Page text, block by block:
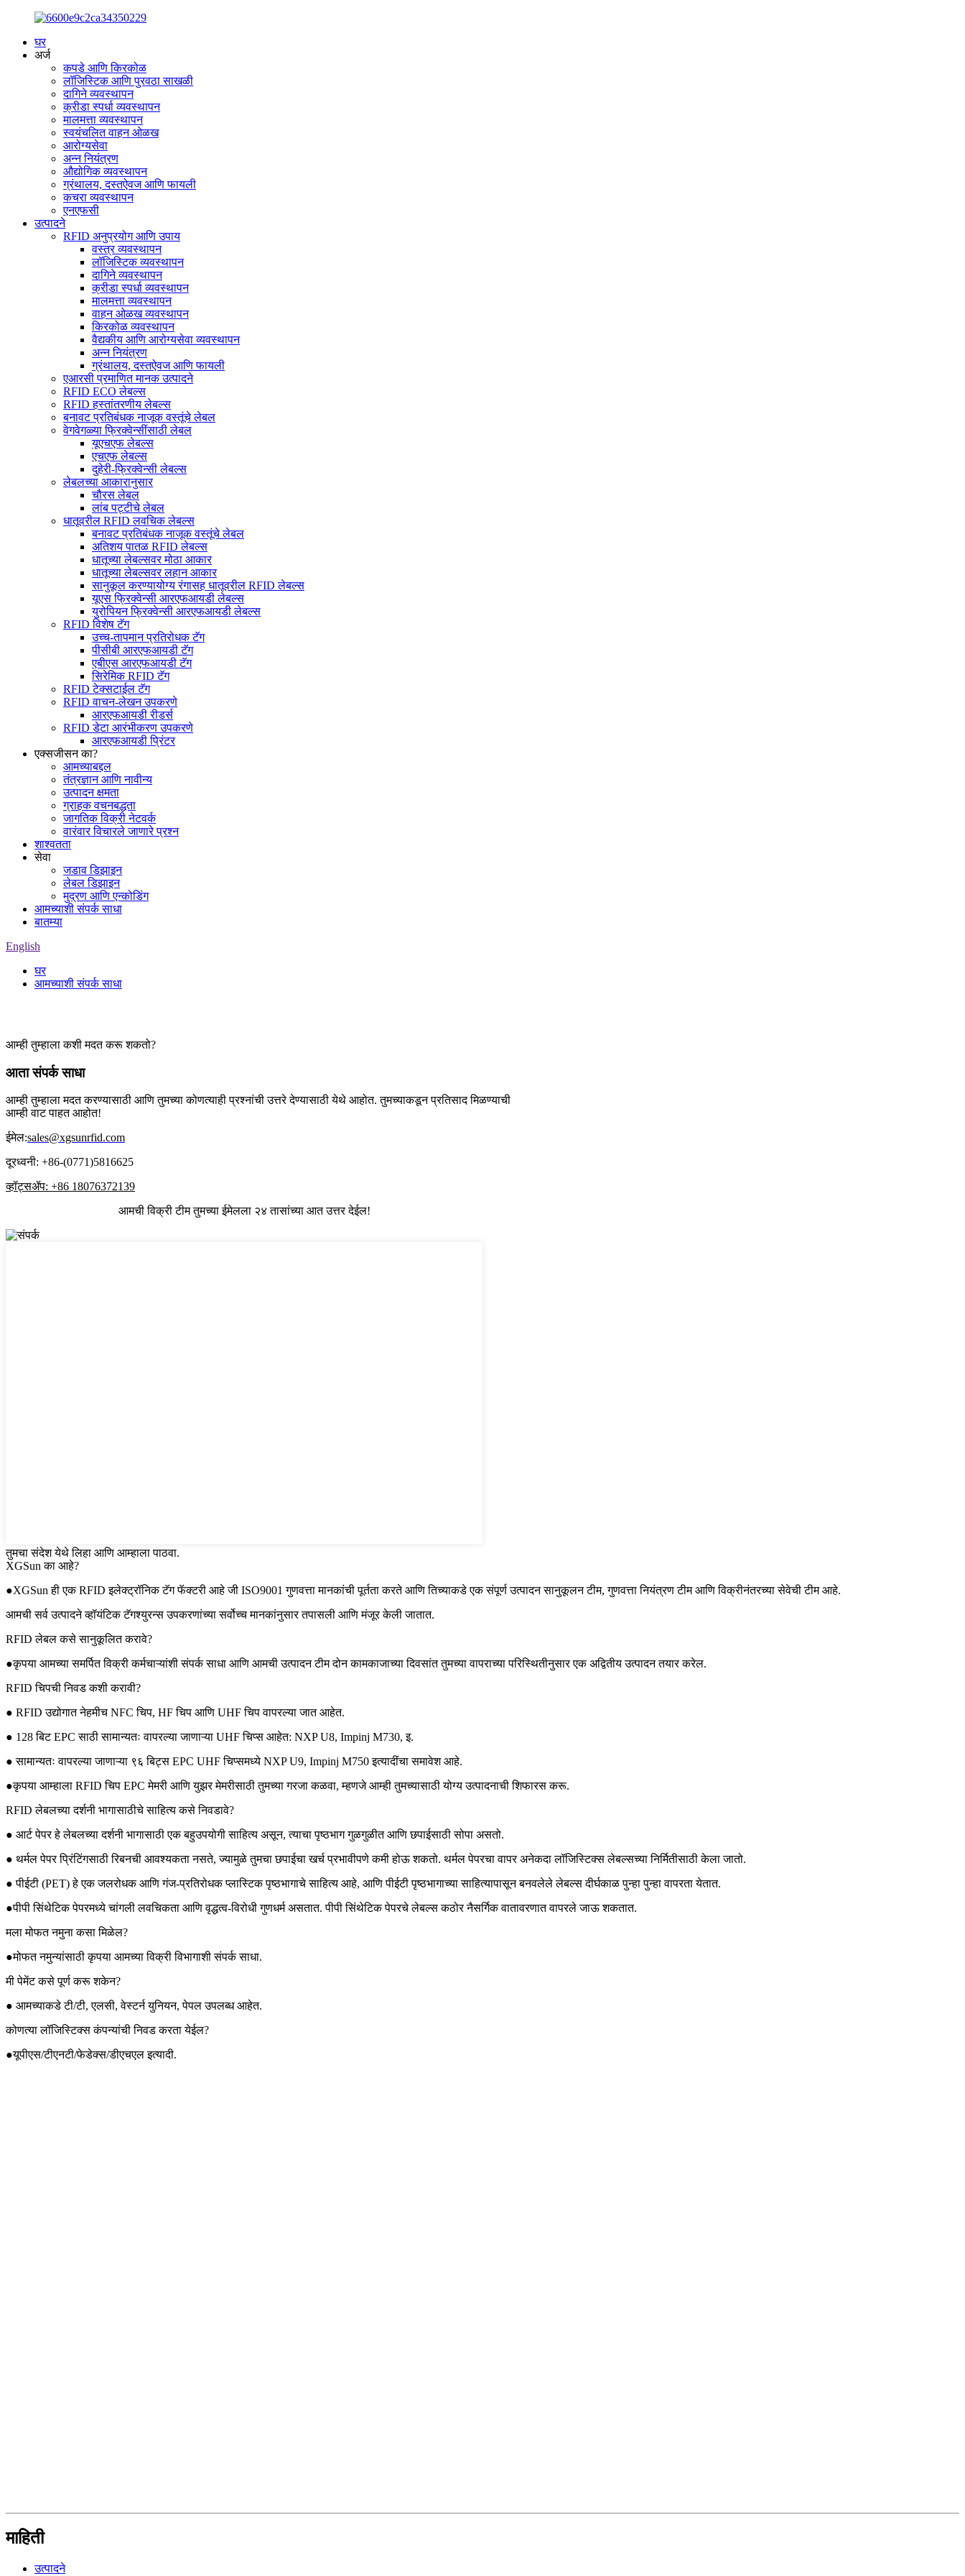
घर
अर्ज
कपडे आणि किरकोळ
लॉजिस्टिक आणि पुरवठा साखळी
दागिने व्यवस्थापन
क्रीडा स्पर्धा व्यवस्थापन
मालमत्ता व्यवस्थापन
स्वयंचलित वाहन ओळख
आरोग्यसेवा
अन्न नियंत्रण
औद्योगिक व्यवस्थापन
ग्रंथालय, दस्तऐवज आणि फायली
कचरा व्यवस्थापन
एनएफसी
उत्पादने
RFID अनुप्रयोग आणि उपाय
वस्त्र व्यवस्थापन
लॉजिस्टिक व्यवस्थापन
दागिने व्यवस्थापन
क्रीडा स्पर्धा व्यवस्थापन
मालमत्ता व्यवस्थापन
वाहन ओळख व्यवस्थापन
किरकोळ व्यवस्थापन
वैद्यकीय आणि आरोग्यसेवा व्यवस्थापन
अन्न नियंत्रण
ग्रंथालय, दस्तऐवज आणि फायली
एआरसी प्रमाणित मानक उत्पादने
RFID ECO लेबल्स
RFID हस्तांतरणीय लेबल्स
बनावट प्रतिबंधक नाजूक वस्तूंचे लेबल
वेगवेगळ्या फ्रिक्वेन्सींसाठी लेबल
यूएचएफ लेबल्स
एचएफ लेबल्स
दुहेरी-फ्रिक्वेन्सी लेबल्स
लेबलच्या आकारानुसार
चौरस लेबल
लांब पट्टीचे लेबल
धातूवरील RFID लवचिक लेबल्स
बनावट प्रतिबंधक नाजूक वस्तूंचे लेबल
अतिशय पातळ RFID लेबल्स
धातूच्या लेबल्सवर मोठा आकार
धातूच्या लेबल्सवर लहान आकार
सानुकूल करण्यायोग्य रंगासह धातूवरील RFID लेबल्स
यूएस फ्रिक्वेन्सी आरएफआयडी लेबल्स
युरोपियन फ्रिक्वेन्सी आरएफआयडी लेबल्स
RFID विशेष टॅग
उच्च-तापमान प्रतिरोधक टॅग
पीसीबी आरएफआयडी टॅग
एबीएस आरएफआयडी टॅग
सिरेमिक RFID टॅग
RFID टेक्सटाईल टॅग
RFID वाचन-लेखन उपकरणे
आरएफआयडी रीडर्स
RFID डेटा आरंभीकरण उपकरणे
आरएफआयडी प्रिंटर
एक्सजीसन का?
आमच्याबद्दल
तंत्रज्ञान आणि नावीन्य
उत्पादन क्षमता
ग्राहक वचनबद्धता
जागतिक विक्री नेटवर्क
वारंवार विचारले जाणारे प्रश्न
शाश्वतता
सेवा
जडाव डिझाइन
लेबल डिझाइन
मुद्रण आणि एन्कोडिंग
आमच्याशी संपर्क साधा
बातम्या
English
घर
आमच्याशी संपर्क साधा
आम्ही तुम्हाला कशी मदत करू शकतो?
आता संपर्क साधा
आम्ही तुम्हाला मदत करण्यासाठी आणि तुमच्या कोणत्याही प्रश्नांची उत्तरे देण्यासाठी येथे आहोत. तुमच्याकडून प्रतिसाद मिळण्याची
आम्ही वाट पाहत आहोत!
ईमेल:sales@xgsunrfid.com
दूरध्वनी: +86-(0771)5816625
व्हॉट्सॲप: +86 18076372139
आमची विक्री टीम तुमच्या ईमेलला २४ तासांच्या आत उत्तर देईल!
तुमचा संदेश येथे लिहा आणि आम्हाला पाठवा.
XGSun का आहे?
●XGSun ही एक RFID इलेक्ट्रॉनिक टॅग फॅक्टरी आहे जी ISO9001 गुणवत्ता मानकांची पूर्तता करते आणि तिच्याकडे एक संपूर्ण उत्पादन सानुकूलन टीम, गुणवत्ता नियंत्रण टीम आणि विक्रीनंतरच्या सेवेची टीम आहे.
आमची सर्व उत्पादने व्हॉयंटिक टॅगश्युरन्स उपकरणांच्या सर्वोच्च मानकांनुसार तपासली आणि मंजूर केली जातात.
RFID लेबल कसे सानुकूलित करावे?
●कृपया आमच्या समर्पित विक्री कर्मचाऱ्यांशी संपर्क साधा आणि आमची उत्पादन टीम दोन कामकाजाच्या दिवसांत तुमच्या वापराच्या परिस्थितीनुसार एक अद्वितीय उत्पादन तयार करेल.
RFID चिपची निवड कशी करावी?
● RFID उद्योगात नेहमीच NFC चिप, HF चिप आणि UHF चिप वापरल्या जात आहेत.
● 128 बिट EPC साठी सामान्यतः वापरल्या जाणाऱ्या UHF चिप्स आहेत: NXP U8, Impinj M730, इ.
● सामान्यतः वापरल्या जाणाऱ्या ९६ बिट्स EPC UHF चिप्समध्ये NXP U9, Impinj M750 इत्यादींचा समावेश आहे.
●कृपया आम्हाला RFID चिप EPC मेमरी आणि युझर मेमरीसाठी तुमच्या गरजा कळवा, म्हणजे आम्ही तुमच्यासाठी योग्य उत्पादनाची शिफारस करू.
RFID लेबलच्या दर्शनी भागासाठीचे साहित्य कसे निवडावे?
● आर्ट पेपर हे लेबलच्या दर्शनी भागासाठी एक बहुउपयोगी साहित्य असून, त्याचा पृष्ठभाग गुळगुळीत आणि छपाईसाठी सोपा असतो.
● थर्मल पेपर प्रिंटिंगसाठी रिबनची आवश्यकता नसते, ज्यामुळे तुमचा छपाईचा खर्च प्रभावीपणे कमी होऊ शकतो. थर्मल पेपरचा वापर अनेकदा लॉजिस्टिक्स लेबल्सच्या निर्मितीसाठी केला जातो.
● पीईटी (PET) हे एक जलरोधक आणि गंज-प्रतिरोधक प्लास्टिक पृष्ठभागाचे साहित्य आहे, आणि पीईटी पृष्ठभागाच्या साहित्यापासून बनवलेले लेबल्स दीर्घकाळ पुन्हा पुन्हा वापरता येतात.
●पीपी सिंथेटिक पेपरमध्ये चांगली लवचिकता आणि वृद्धत्व-विरोधी गुणधर्म असतात. पीपी सिंथेटिक पेपरचे लेबल्स कठोर नैसर्गिक वातावरणात वापरले जाऊ शकतात.
मला मोफत नमुना कसा मिळेल?
●मोफत नमुन्यांसाठी कृपया आमच्या विक्री विभागाशी संपर्क साधा.
मी पेमेंट कसे पूर्ण करू शकेन?
● आमच्याकडे टी/टी, एलसी, वेस्टर्न युनियन, पेपल उपलब्ध आहेत.
कोणत्या लॉजिस्टिक्स कंपन्यांची निवड करता येईल?
●यूपीएस/टीएनटी/फेडेक्स/डीएचएल इत्यादी.
माहिती
उत्पादने